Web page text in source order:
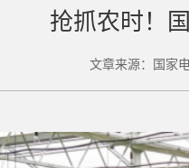
抢抓农时！
文章来源：国